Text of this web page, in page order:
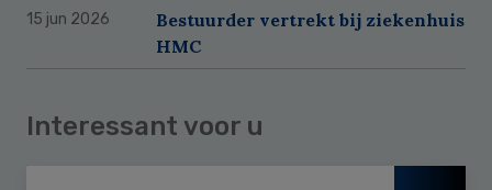
15 jun 2026
Bestuurder vertrekt bij ziekenhuis
HMC
Interessant voor u